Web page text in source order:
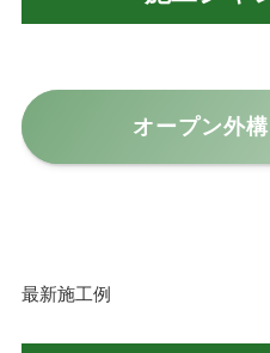
オープン外構
最新施工例